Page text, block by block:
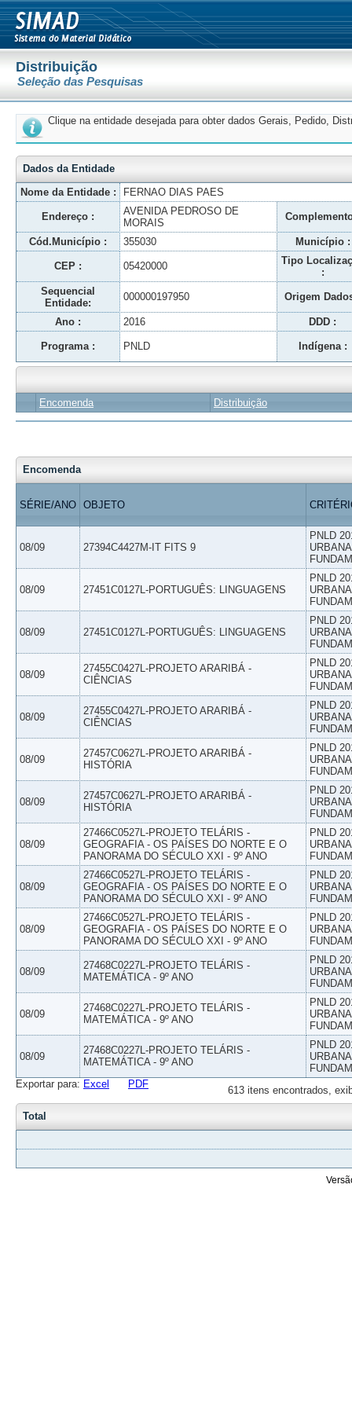
Distribuição
Seleção das Pesquisas
Clique na entidade desejada para obter dados Gerais, Pedido,
Dados da Entidade
Nome da Entidade :
FERNAO DIAS PAES
Endereço :
AVENIDA PEDROSO DE
MORAIS
Cód.Município : 355030 Município :
CEP : 05420000
Tipo
:
Sequencial
Entidade:
000000197950 Origem
Ano : 2016 DDD :
Programa : PNLD Indígena :
Encomenda Distribuição
Encomenda
SÉRIE/ANO OBJETO
08/09 27394C4427M-IT FITS 9
PNLD
08/09 27451C0127L-PORTUGUÊS: LINGUAGENS
PNLD
08/09 27451C0127L-PORTUGUÊS: LINGUAGENS
PNLD
08/09
27455C0427L-PROJETO ARARIBÁ -
CIÊNCIAS
PNLD
08/09
27455C0427L-PROJETO ARARIBÁ -
CIÊNCIAS
PNLD
08/09
27457C0627L-PROJETO ARARIBÁ -
HISTÓRIA
PNLD
08/09
27457C0627L-PROJETO ARARIBÁ -
HISTÓRIA
PNLD
08/09
27466C0527L-PROJETO TELÁRIS -
GEOGRAFIA - OS PAÍSES DO NORTE E O
PANORAMA DO SÉCULO XXI - 9º ANO
PNLD
08/09
27466C0527L-PROJETO TELÁRIS -
GEOGRAFIA - OS PAÍSES DO NORTE E O
PANORAMA DO SÉCULO XXI - 9º ANO
PNLD
08/09
27466C0527L-PROJETO TELÁRIS -
GEOGRAFIA - OS PAÍSES DO NORTE E O
PANORAMA DO SÉCULO XXI - 9º ANO
PNLD
08/09
27468C0227L-PROJETO TELÁRIS -
MATEMÁTICA - 9º ANO
PNLD
08/09
27468C0227L-PROJETO TELÁRIS -
MATEMÁTICA - 9º ANO
PNLD
08/09
27468C0227L-PROJETO TELÁRIS -
MATEMÁTICA - 9º ANO
PNLD
613 itens encontrados,
Exportar para: Excel PDF
Total